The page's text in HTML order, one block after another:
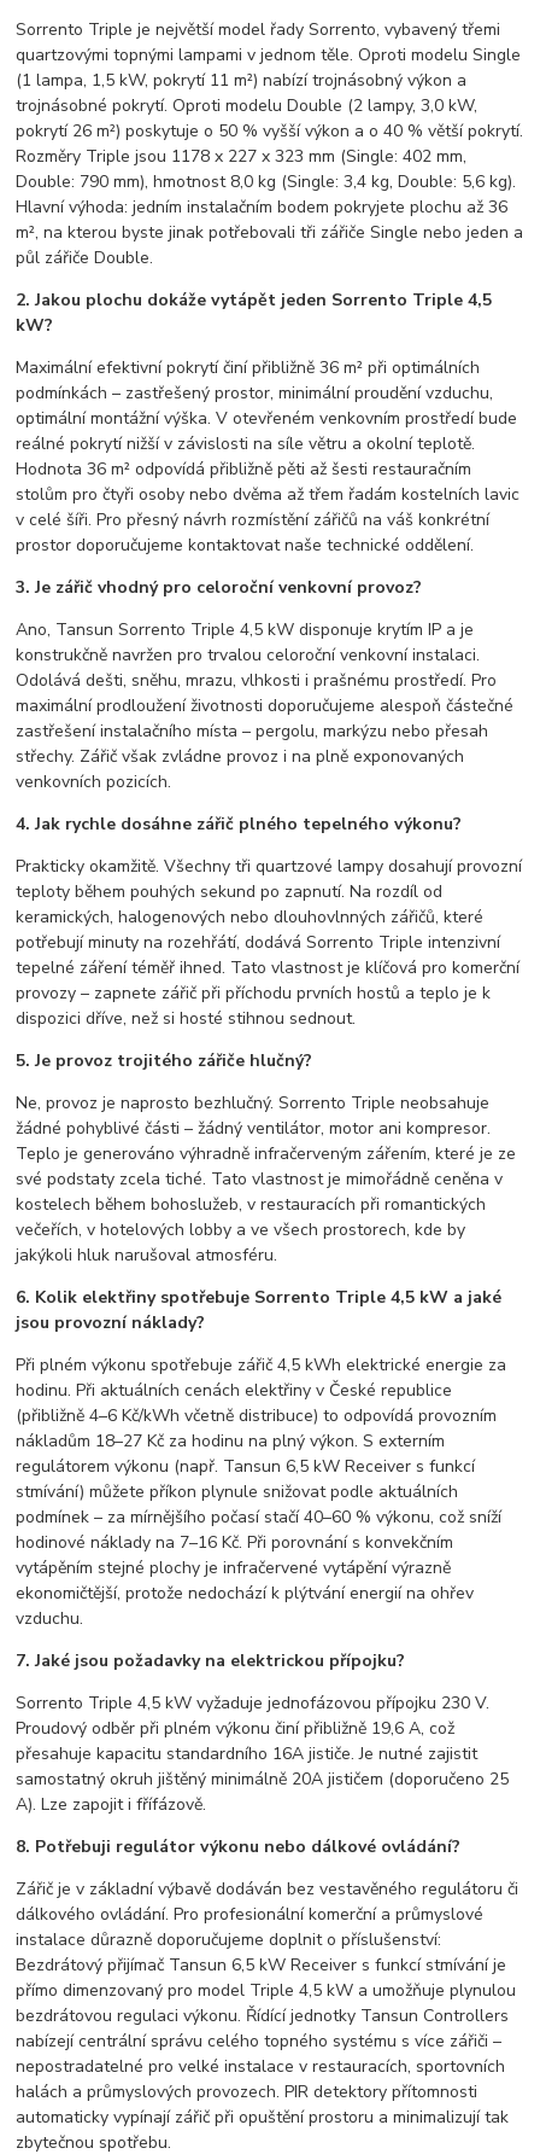
Sorrento Triple je největší model řady Sorrento, vybavený třemi
quartzovými topnými lampami v jednom těle. Oproti modelu Single
(1 lampa, 1,5 kW, pokrytí 11 m²) nabízí trojnásobný výkon a
trojnásobné pokrytí. Oproti modelu Double (2 lampy, 3,0 kW,
pokrytí 26 m²) poskytuje o 50 % vyšší výkon a o 40 % větší pokrytí.
Rozměry Triple jsou 1178 x 227 x 323 mm (Single: 402 mm,
Double: 790 mm), hmotnost 8,0 kg (Single: 3,4 kg, Double: 5,6 kg).
Hlavní výhoda: jedním instalačním bodem pokryjete plochu až 36
m², na kterou byste jinak potřebovali tři zářiče Single nebo jeden a
půl zářiče Double.
2. Jakou plochu dokáže vytápět jeden Sorrento Triple 4,5
kW?
Maximální efektivní pokrytí činí přibližně 36 m² při optimálních
podmínkách – zastřešený prostor, minimální proudění vzduchu,
optimální montážní výška. V otevřeném venkovním prostředí bude
reálné pokrytí nižší v závislosti na síle větru a okolní teplotě.
Hodnota 36 m² odpovídá přibližně pěti až šesti restauračním
stolům pro čtyři osoby nebo dvěma až třem řadám kostelních lavic
v celé šíři. Pro přesný návrh rozmístění zářičů na váš konkrétní
prostor doporučujeme kontaktovat naše technické oddělení.
3. Je zářič vhodný pro celoroční venkovní provoz?
Ano, Tansun Sorrento Triple 4,5 kW disponuje krytím IP a je
konstrukčně navržen pro trvalou celoroční venkovní instalaci.
Odolává dešti, sněhu, mrazu, vlhkosti i prašnému prostředí. Pro
maximální prodloužení životnosti doporučujeme alespoň částečné
zastřešení instalačního místa – pergolu, markýzu nebo přesah
střechy. Zářič však zvládne provoz i na plně exponovaných
venkovních pozicích.
4. Jak rychle dosáhne zářič plného tepelného výkonu?
Prakticky okamžitě. Všechny tři quartzové lampy dosahují provozní
teploty během pouhých sekund po zapnutí. Na rozdíl od
keramických, halogenových nebo dlouhovlnných zářičů, které
potřebují minuty na rozehřátí, dodává Sorrento Triple intenzivní
tepelné záření téměř ihned. Tato vlastnost je klíčová pro komerční
provozy – zapnete zářič při příchodu prvních hostů a teplo je k
dispozici dříve, než si hosté stihnou sednout.
5. Je provoz trojitého zářiče hlučný?
Ne, provoz je naprosto bezhlučný. Sorrento Triple neobsahuje
žádné pohyblivé části – žádný ventilátor, motor ani kompresor.
Teplo je generováno výhradně infračerveným zářením, které je ze
své podstaty zcela tiché. Tato vlastnost je mimořádně ceněna v
kostelech během bohoslužeb, v restauracích při romantických
večeřích, v hotelových lobby a ve všech prostorech, kde by
jakýkoli hluk narušoval atmosféru.
6. Kolik elektřiny spotřebuje Sorrento Triple 4,5 kW a jaké
jsou provozní náklady?
Při plném výkonu spotřebuje zářič 4,5 kWh elektrické energie za
hodinu. Při aktuálních cenách elektřiny v České republice
(přibližně 4–6 Kč/kWh včetně distribuce) to odpovídá provozním
nákladům 18–27 Kč za hodinu na plný výkon. S externím
regulátorem výkonu (např. Tansun 6,5 kW Receiver s funkcí
stmívání) můžete příkon plynule snižovat podle aktuálních
podmínek – za mírnějšího počasí stačí 40–60 % výkonu, což sníží
hodinové náklady na 7–16 Kč. Při porovnání s konvekčním
vytápěním stejné plochy je infračervené vytápění výrazně
ekonomičtější, protože nedochází k plýtvání energií na ohřev
vzduchu.
7. Jaké jsou požadavky na elektrickou přípojku?
Sorrento Triple 4,5 kW vyžaduje jednofázovou přípojku 230 V.
Proudový odběr při plném výkonu činí přibližně 19,6 A, což
přesahuje kapacitu standardního 16A jističe. Je nutné zajistit
samostatný okruh jištěný minimálně 20A jističem (doporučeno 25
A). Lze zapojit i fřífázově.
8. Potřebuji regulátor výkonu nebo dálkové ovládání?
Zářič je v základní výbavě dodáván bez vestavěného regulátoru či
dálkového ovládání. Pro profesionální komerční a průmyslové
instalace důrazně doporučujeme doplnit o příslušenství:
Bezdrátový přijímač Tansun 6,5 kW Receiver s funkcí stmívání je
přímo dimenzovaný pro model Triple 4,5 kW a umožňuje plynulou
bezdrátovou regulaci výkonu. Řídící jednotky Tansun Controllers
nabízejí centrální správu celého topného systému s více zářiči –
nepostradatelné pro velké instalace v restauracích, sportovních
halách a průmyslových provozech. PIR detektory přítomnosti
automaticky vypínají zářič při opuštění prostoru a minimalizují tak
zbytečnou spotřebu.